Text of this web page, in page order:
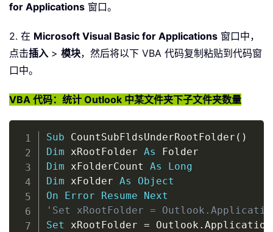
for Applications 窗口。
2. 在 Microsoft Visual Basic for Applications 窗口中，
点击插入 > 模块，然后将以下 VBA 代码复制粘贴到代码窗
口中。
VBA 代码：统计 Outlook 中某文件夹下子文件夹数量
Sub CountSubFldsUnderRootFolder ( )
Dim xRootFolder As
Dim xFolderCount As
Long
Dim xFolder As
Object
On
Error Resume
Next
'Set xRootFolder =
Set xRootFolder = Outlook . Application
Copy